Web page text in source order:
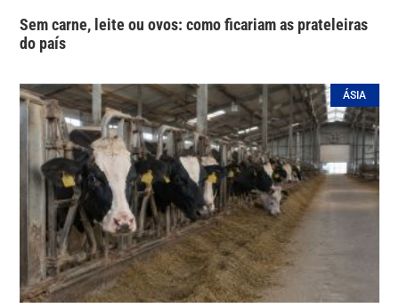
Sem carne, leite ou ovos: como ficariam as prateleiras
do país
ÁSIA